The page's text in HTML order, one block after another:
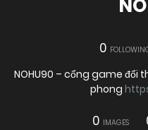
0
NOHU90 – cổng game đổi
phong
0 IMAGES